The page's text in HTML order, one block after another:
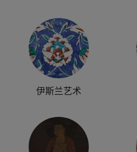
伊斯兰艺术